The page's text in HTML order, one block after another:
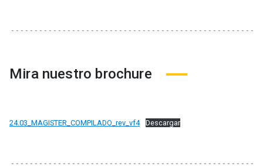
Mira nuestro brochure
24.03_MAGISTER_COMPILADO_rev_vf4 Descargar